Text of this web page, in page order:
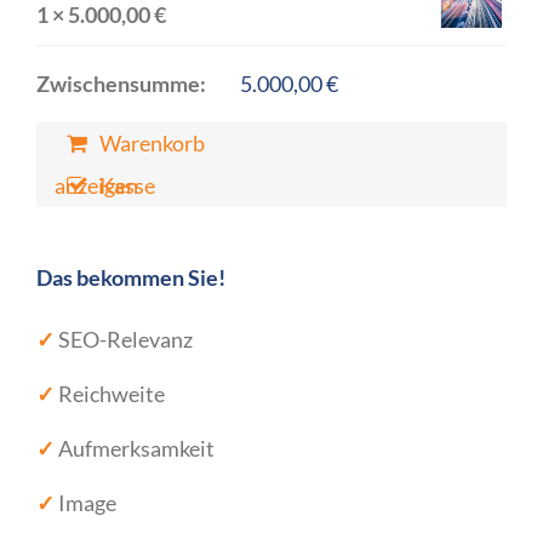
1 × 5.000,00€
Zwischensumme: 5.000,00€
Warenkorb
anzeigen
Kasse
Das bekommen Sie!
✓ SEO-Relevanz
✓ Reichweite
✓ Aufmerksamkeit
✓ Image